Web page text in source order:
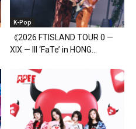
K-Pop
《2026 FTISLAND TOUR 0 —
XIX — III ‘FaTe’ in HONG...